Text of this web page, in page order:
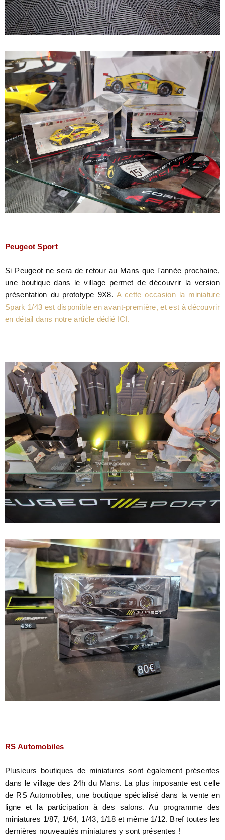
Peugeot Sport
Si Peugeot ne sera de retour au Mans que l'année prochaine,
une boutique dans le village permet de découvrir la version
présentation du prototype 9X8. A cette occasion la miniature
Spark 1/43 est disponible en avant-première, et est à découvrir
en détail dans notre article dédié ICI.
RS Automobiles
Plusieurs boutiques de miniatures sont également présentes
dans le village des 24h du Mans. La plus imposante est celle
de RS Automobiles, une boutique spécialisé dans la vente en
ligne et la participation à des salons. Au programme des
miniatures 1/87, 1/64, 1/43, 1/18 et même 1/12. Bref toutes les
dernières nouveautés miniatures y sont présentes !